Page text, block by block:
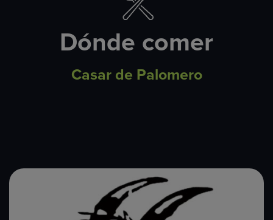
Dónde comer
Casar de Palomero